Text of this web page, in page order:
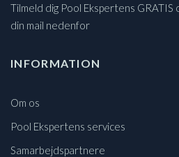
Tilmeld dig Pool Ekspertens
din mail nedenfor
INFORMATION
Om os
Pool Ekspertens services
Samarbejdspartnere